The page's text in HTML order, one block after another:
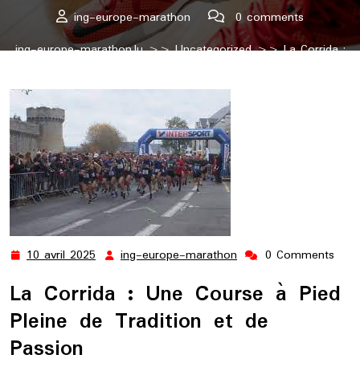
ing-europe-marathon
0 comments
ing-europe-marathon.lu>>Uncategorized>> La Corrida :
10 avril 2025 10
2025
ing-europe-marathon ing-
marathon
0 Comments
La Corrida : Une Course à Pied
Pleine de Tradition et de
Passion